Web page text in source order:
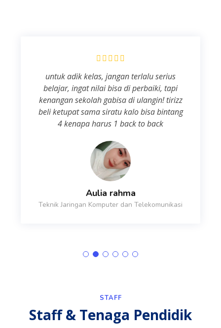
untuk adik kelas, jangan terlalu serius
belajar, ingat nilai bisa di perbaiki, tapi
kenangan sekolah gabisa di ulangin! tirizz
beli ketupat sama siratu kalo bisa bintang
4 kenapa harus 1 back to back
Aulia rahma
Teknik Jaringan Komputer dan Telekomunikasi
STAFF
Staff & Tenaga Pendidik